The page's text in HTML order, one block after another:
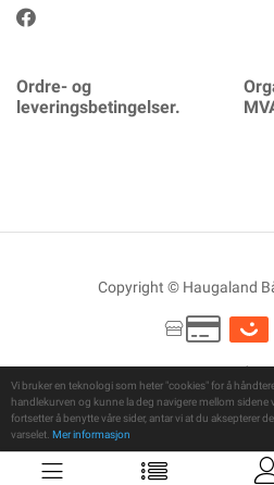
Vi bruker en teknologi som heter "cookies" for å
handlekurven og kunne la deg navigere mellom sidene
fortsetter å benytte våre sider, antar vi at du aksepterer
varselet. Mer informasjon
Ordre- og
leveringsbetingelser.
Copyright © Haugaland
Powered By